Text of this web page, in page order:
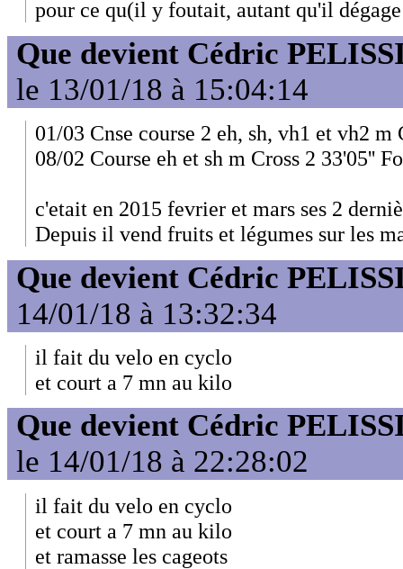
pour ce qu(il y foutait, autant qu'il dégage
Que devient Cédric
le 13/01/18 à 15:04:14
01/03 Cnse course 2 eh, sh, vh1 et vh2 m
08/02 Course eh et sh m Cross 2 33'05''
c'etait en 2015 fevrier et mars ses 2
Depuis il vend fruits et légumes sur les
Que devient Cédric
14/01/18 à 13:32:34
il fait du velo en cyclo
et court a 7 mn au kilo
Que devient Cédric
le 14/01/18 à 22:28:02
il fait du velo en cyclo
et court a 7 mn au kilo
et ramasse les cageots